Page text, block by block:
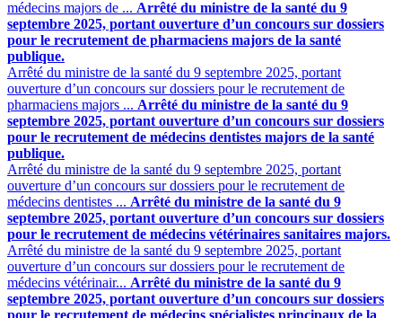
médecins majors de ... Arrêté du ministre de la santé du 9
septembre 2025, portant ouverture d’un concours sur dossiers
pour le recrutement de pharmaciens majors de la santé
publique.
Arrêté du ministre de la santé du 9 septembre 2025, portant
ouverture d’un concours sur dossiers pour le recrutement de
pharmaciens majors ... Arrêté du ministre de la santé du 9
septembre 2025, portant ouverture d’un concours sur dossiers
pour le recrutement de médecins dentistes majors de la santé
publique.
Arrêté du ministre de la santé du 9 septembre 2025, portant
ouverture d’un concours sur dossiers pour le recrutement de
médecins dentistes ... Arrêté du ministre de la santé du 9
septembre 2025, portant ouverture d’un concours sur dossiers
pour le recrutement de médecins vétérinaires sanitaires majors.
Arrêté du ministre de la santé du 9 septembre 2025, portant
ouverture d’un concours sur dossiers pour le recrutement de
médecins vétérinair... Arrêté du ministre de la santé du 9
septembre 2025, portant ouverture d’un concours sur dossiers
pour le recrutement de médecins spécialistes principaux de la